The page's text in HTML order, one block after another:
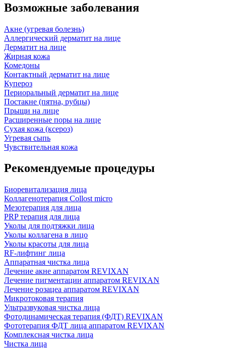
Возможные заболевания
Акне (угревая болезнь)
Аллергический дерматит на лице
Дерматит на лице
Жирная кожа
Комедоны
Контактный дерматит на лице
Купероз
Периоральный дерматит на лице
Постакне (пятна, рубцы)
Прыщи на лице
Расширенные поры на лице
Сухая кожа (ксероз)
Угревая сыпь
Чувствительная кожа
Рекомендуемые процедуры
Биоревитализация лица
Коллагенотерапия Collost micro
Мезотерапия для лица
PRP терапия для лица
Уколы для подтяжки лица
Уколы коллагена в лицо
Уколы красоты для лица
RF-лифтинг лица
Аппаратная чистка лица
Лечение акне аппаратом REVIXAN
Лечение пигментации аппаратом REVIXAN
Лечение розацеа аппаратом REVIXAN
Микротоковая терапия
Ультразвуковая чистка лица
Фотодинамическая терапия (ФДТ) REVIXAN
Фототерапия ФДТ лица аппаратом REVIXAN
Комплексная чистка лица
Чистка лица